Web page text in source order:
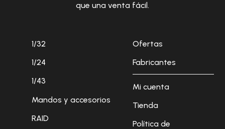
que una venta fácil.
1/32
1/24
1/43
Mandos y accesorios
RAID
Ofertas
Fabricantes
Mi cuenta
Tienda
Política de